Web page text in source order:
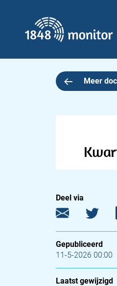
Hoofdmenu
Meer
Deel via
Gepubliceerd
11-5-2026 00:00
Laatst gewijzigd